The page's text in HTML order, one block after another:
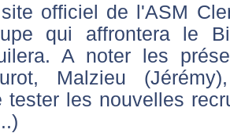
officiel de l'ASM
qui affrontera le
A noter les
Malzieu
tester les nouvelles